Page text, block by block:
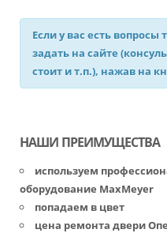
Если у вас есть вопросы
задать на сайте
стоит и т.п.), нажав на
НАШИ ПРЕИМУЩЕСТВА
используем
оборудование MaxMeyer
попадаем в цвет
цена ремонта двери